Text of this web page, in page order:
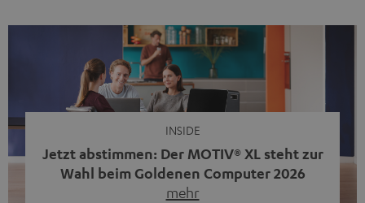
INSIDE
Jetzt abstimmen: Der MOTIV® XL steht zur
Wahl beim Goldenen Computer 2026
mehr